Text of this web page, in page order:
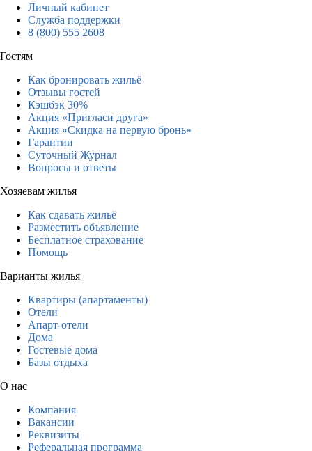
Личный кабинет
Служба поддержки
8 (800) 555 2608
Гостям
Как бронировать жильё
Отзывы гостей
Кэшбэк 30%
Акция «Пригласи друга»
Акция «Скидка на первую бронь»
Гарантии
Суточный Журнал
Вопросы и ответы
Хозяевам жилья
Как сдавать жильё
Разместить объявление
Бесплатное страхование
Помощь
Варианты жилья
Квартиры (апартаменты)
Отели
Апарт-отели
Дома
Гостевые дома
Базы отдыха
О нас
Компания
Вакансии
Реквизиты
Реферальная программа